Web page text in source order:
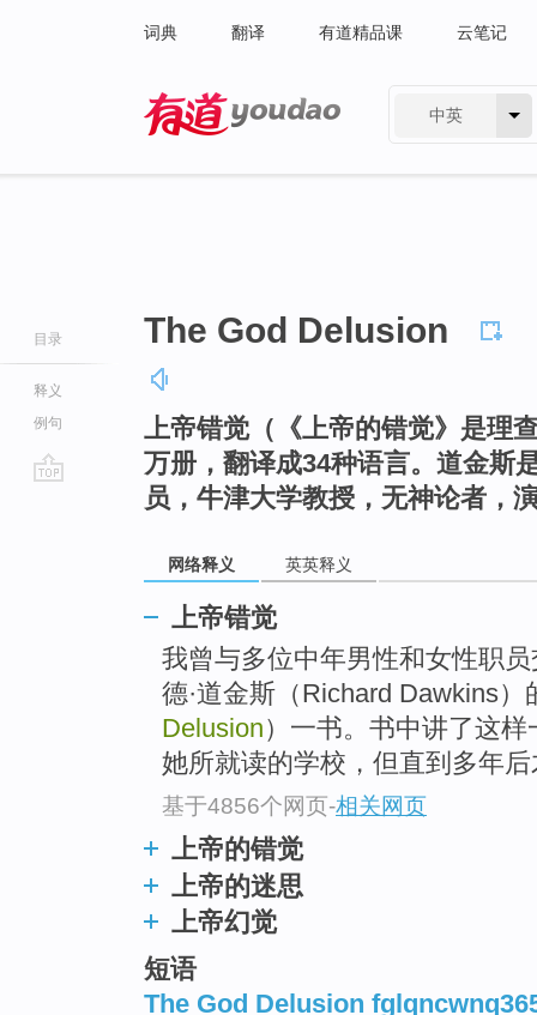
词典 翻译 有道精品课 云笔记
中英
目录
释义
例句
The God Delusion
上帝错觉（《上帝的错觉》是理
万册，翻译成34种语言。道金斯
员，牛津大学教授，无神论者，
网络释义 英英释义
上帝错觉
我曾与多位中年男性和女性职
德·道金斯（Richard Dawkins）
Delusion）一书。书中讲了这
她所就读的学校，但直到多年
基于4856个网页-相关网页
上帝的错觉
上帝的迷思
上帝幻觉
短语
The God Delusion